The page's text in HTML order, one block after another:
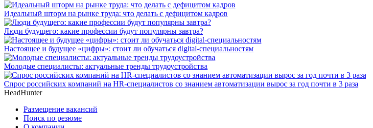
Идеальный шторм на рынке труда: что делать с дефицитом кадров
Люди будущего: какие профессии будут популярны завтра?
Настоящее и будущее «цифры»: стоит ли обучаться digital-специальностям
Молодые специалисты: актуальные тренды трудоустройства
Спрос российских компаний на HR-специалистов со знанием автоматизации вырос за год почти в 3 раза
HeadHunter
Размещение вакансий
Поиск по резюме